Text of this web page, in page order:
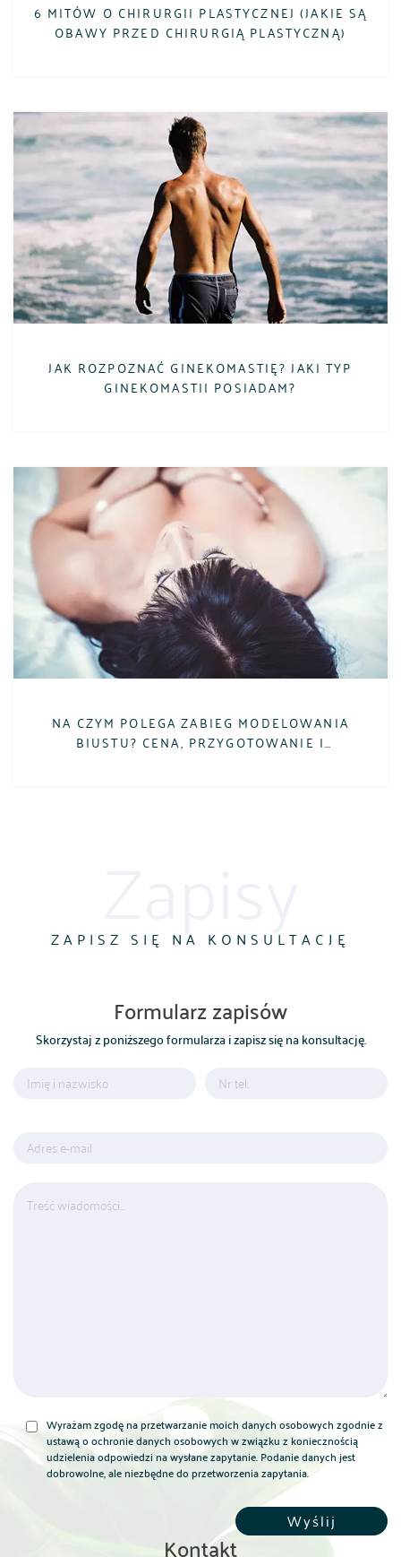
6 MITÓW O CHIRURGII PLASTYCZNEJ (JAKIE SĄ
OBAWY PRZED CHIRURGIĄ PLASTYCZNĄ)
JAK ROZPOZNAĆ GINEKOMASTIĘ? JAKI TYP
GINEKOMASTII POSIADAM?
NA CZYM POLEGA ZABIEG MODELOWANIA
BIUSTU? CENA, PRZYGOTOWANIE I
ZAPISZ SIĘ NA KONSULTACJĘ
Formularz zapisów
Skorzystaj z poniższego formularza i zapisz się na konsultację.
Wyrażam zgodę na przetwarzanie moich danych osobowych zgodnie z
ustawą o ochronie danych osobowych w związku z koniecznością
udzielenia odpowiedzi na wysłane zapytanie. Podanie danych jest
dobrowolne, ale niezbędne do przetworzenia zapytania.
Kontakt